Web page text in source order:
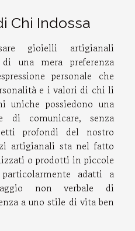
Chi Indossa
gioielli artigianali
una mera preferenza
personale che
e i valori di chi li
uniche possiedono una
di comunicare, senza
profondi del nostro
artigianali sta nel fatto
o prodotti in piccole
adatti a
non verbale di
a uno stile di vita ben